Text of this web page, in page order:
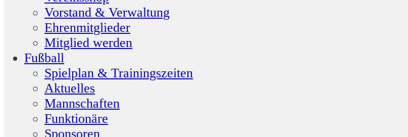
Vorstand & Verwaltung
Ehrenmitglieder
Mitglied werden
Fußball
Spielplan & Trainingszeiten
Aktuelles
Mannschaften
Funktionäre
Sponsoren